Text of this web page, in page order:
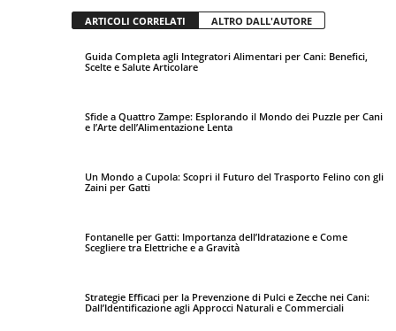
ARTICOLI CORRELATI ALTRO DALL'AUTORE
Guida Completa agli Integratori Alimentari per Cani: Benefici,
Scelte e Salute Articolare
Sfide a Quattro Zampe: Esplorando il Mondo dei Puzzle per Cani
e l’Arte dell’Alimentazione Lenta
Un Mondo a Cupola: Scopri il Futuro del Trasporto Felino con gli
Zaini per Gatti
Fontanelle per Gatti: Importanza dell’Idratazione e Come
Scegliere tra Elettriche e a Gravità
Strategie Efficaci per la Prevenzione di Pulci e Zecche nei Cani:
Dall’Identificazione agli Approcci Naturali e Commerciali